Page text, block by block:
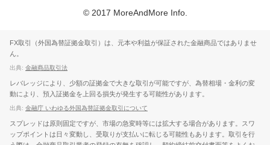
© 2017 MoreAndMore Info.
FX取引（外国為替証拠金取引）は、元本や利益が保証された金融商品ではありませ
ん。
出典: 金融商品取引法
レバレッジにより、少額の証拠金で大きな取引が可能ですが、為替相場・金利の変
動により、預入証拠金を上回る損失が発生する可能性があります。
出典: 金融庁 いわゆる外国為替証拠金取引について
スプレッドは原則固定ですが、市場の急変時等には拡大する場合があります。スワ
ップポイントは日々変動し、受取りが支払いに転じる可能性もあります。取引を行